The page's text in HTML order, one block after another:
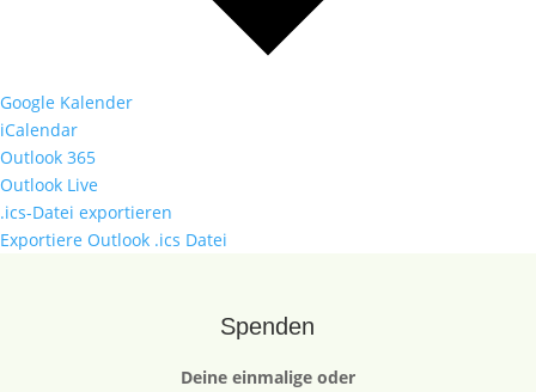
Google Kalender
iCalendar
Outlook 365
Outlook Live
.ics-Datei exportieren
Exportiere Outlook .ics Datei
Spenden
Deine einmalige oder